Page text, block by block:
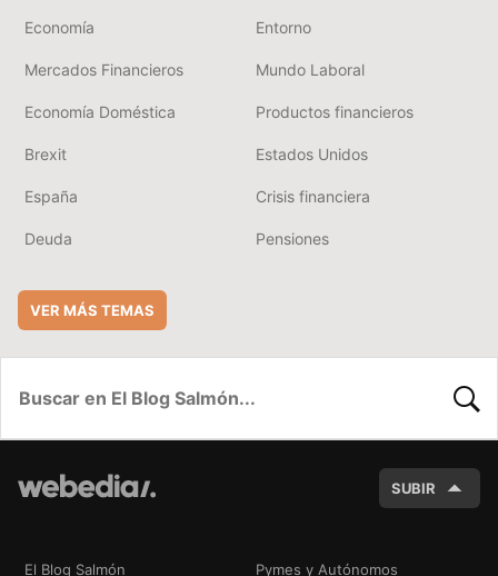
Economía Entorno
Mercados Financieros Mundo Laboral
Economía Doméstica Productos financieros
Brexit Estados Unidos
España Crisis financiera
Deuda Pensiones
VER MÁS TEMAS
SUBIR
El Blog Salmón Pymes y Autónomos